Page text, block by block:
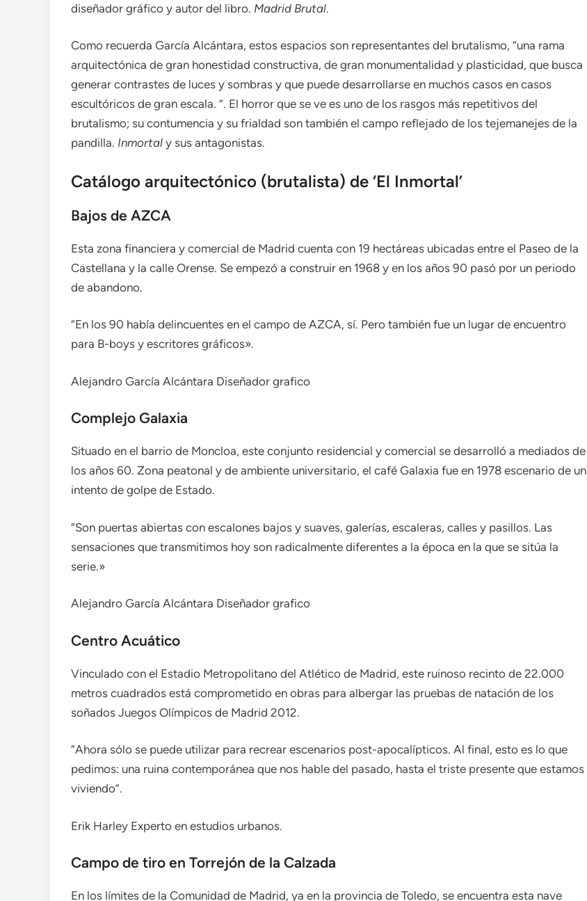
diseñador gráfico y autor del libro. Madrid Brutal.
Como recuerda García Alcántara, estos espacios son representantes del brutalismo, “una rama
arquitectónica de gran honestidad constructiva, de gran monumentalidad y plasticidad, que busca
generar contrastes de luces y sombras y que puede desarrollarse en muchos casos en casos
escultóricos de gran escala. ”. El horror que se ve es uno de los rasgos más repetitivos del
brutalismo; su contumencia y su frialdad son también el campo reflejado de los tejemanejes de la
pandilla. Inmortal y sus antagonistas.
Catálogo arquitectónico (brutalista) de ‘El Inmortal’
Bajos de AZCA
Esta zona financiera y comercial de Madrid cuenta con 19 hectáreas ubicadas entre el Paseo de la
Castellana y la calle Orense. Se empezó a construir en 1968 y en los años 90 pasó por un periodo
de abandono.
“En los 90 había delincuentes en el campo de AZCA, sí. Pero también fue un lugar de encuentro
para B-boys y escritores gráficos».
Alejandro García Alcántara Diseñador grafico
Complejo Galaxia
Situado en el barrio de Moncloa, este conjunto residencial y comercial se desarrolló a mediados de
los años 60. Zona peatonal y de ambiente universitario, el café Galaxia fue en 1978 escenario de un
intento de golpe de Estado.
“Son puertas abiertas con escalones bajos y suaves, galerías, escaleras, calles y pasillos. Las
sensaciones que transmitimos hoy son radicalmente diferentes a la época en la que se sitúa la
serie.»
Alejandro García Alcántara Diseñador grafico
Centro Acuático
Vinculado con el Estadio Metropolitano del Atlético de Madrid, este ruinoso recinto de 22.000
metros cuadrados está comprometido en obras para albergar las pruebas de natación de los
soñados Juegos Olímpicos de Madrid 2012.
“Ahora sólo se puede utilizar para recrear escenarios post-apocalípticos. Al final, esto es lo que
pedimos: una ruina contemporánea que nos hable del pasado, hasta el triste presente que estamos
viviendo”.
Erik Harley Experto en estudios urbanos.
Campo de tiro en Torrejón de la Calzada
En los límites de la Comunidad de Madrid, ya en la provincia de Toledo, se encuentra esta nave